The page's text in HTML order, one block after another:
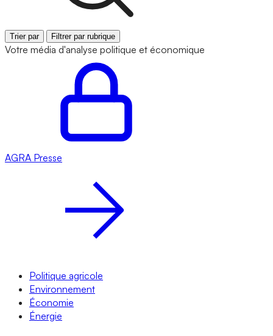
Trier par Filtrer par rubrique
Votre média d'analyse politique et économique
AGRA Presse
Politique agricole
Environnement
Économie
Énergie